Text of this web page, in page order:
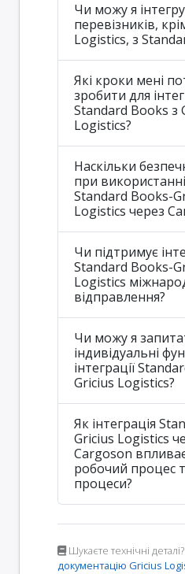
Чи можу я
перевізників,
Logistics, з
Які кроки мені
зробити для
Standard Books з
Logistics?
Наскільки
при використанні
Standard Books-
Logistics через
Чи підтримує
Standard Books-
Logistics
відправлення?
Чи можу я
індивідуальні
інтеграції
Gricius Logistics?
Як інтеграція
Gricius Logistics
Cargoson
робочий процес
процеси?
Шукаєте технічні
документацію Gricius